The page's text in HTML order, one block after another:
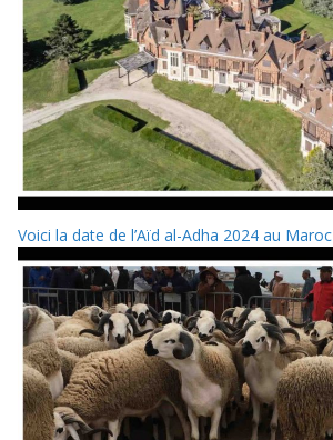
Voici la date de l’Aïd al-Adha 2024 au Maroc